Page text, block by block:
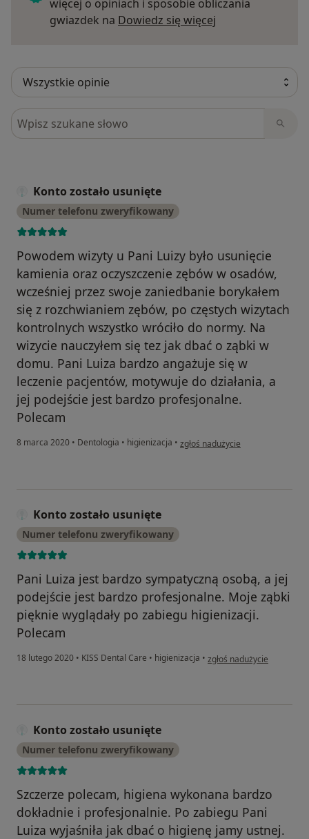
więcej o opiniach i sposobie obliczania
gwiazdek na Dowiedz się więcej
Szukaj w opiniach
Konto zostało usunięte
Numer telefonu zweryfikowany
Powodem wizyty u Pani Luizy było usunięcie
kamienia oraz oczyszczenie zębów w osadów,
wcześniej przez swoje zaniedbanie borykałem
się z rozchwianiem zębów, po częstych wizytach
kontrolnych wszystko wróciło do normy. Na
wizycie nauczyłem się tez jak dbać o ząbki w
domu. Pani Luiza bardzo angażuje się w
leczenie pacjentów, motywuje do działania, a
jej podejście jest bardzo profesjonalne.
Polecam
8 marca 2020 • Dentologia • higienizacja • w opinii użytkownika Konto
zgłoś nadużycie
Konto zostało usunięte
Numer telefonu zweryfikowany
Pani Luiza jest bardzo sympatyczną osobą, a jej
podejście jest bardzo profesjonalne. Moje ząbki
pięknie wyglądały po zabiegu higienizacji.
Polecam
18 lutego 2020 • KISS Dental Care • higienizacja • w opinii użytkownika
zgłoś nadużycie
Konto zostało usunięte
Numer telefonu zweryfikowany
Szczerze polecam, higiena wykonana bardzo
dokładnie i profesjonalnie. Po zabiegu Pani
Luiza wyjaśniła jak dbać o higienę jamy ustnej.